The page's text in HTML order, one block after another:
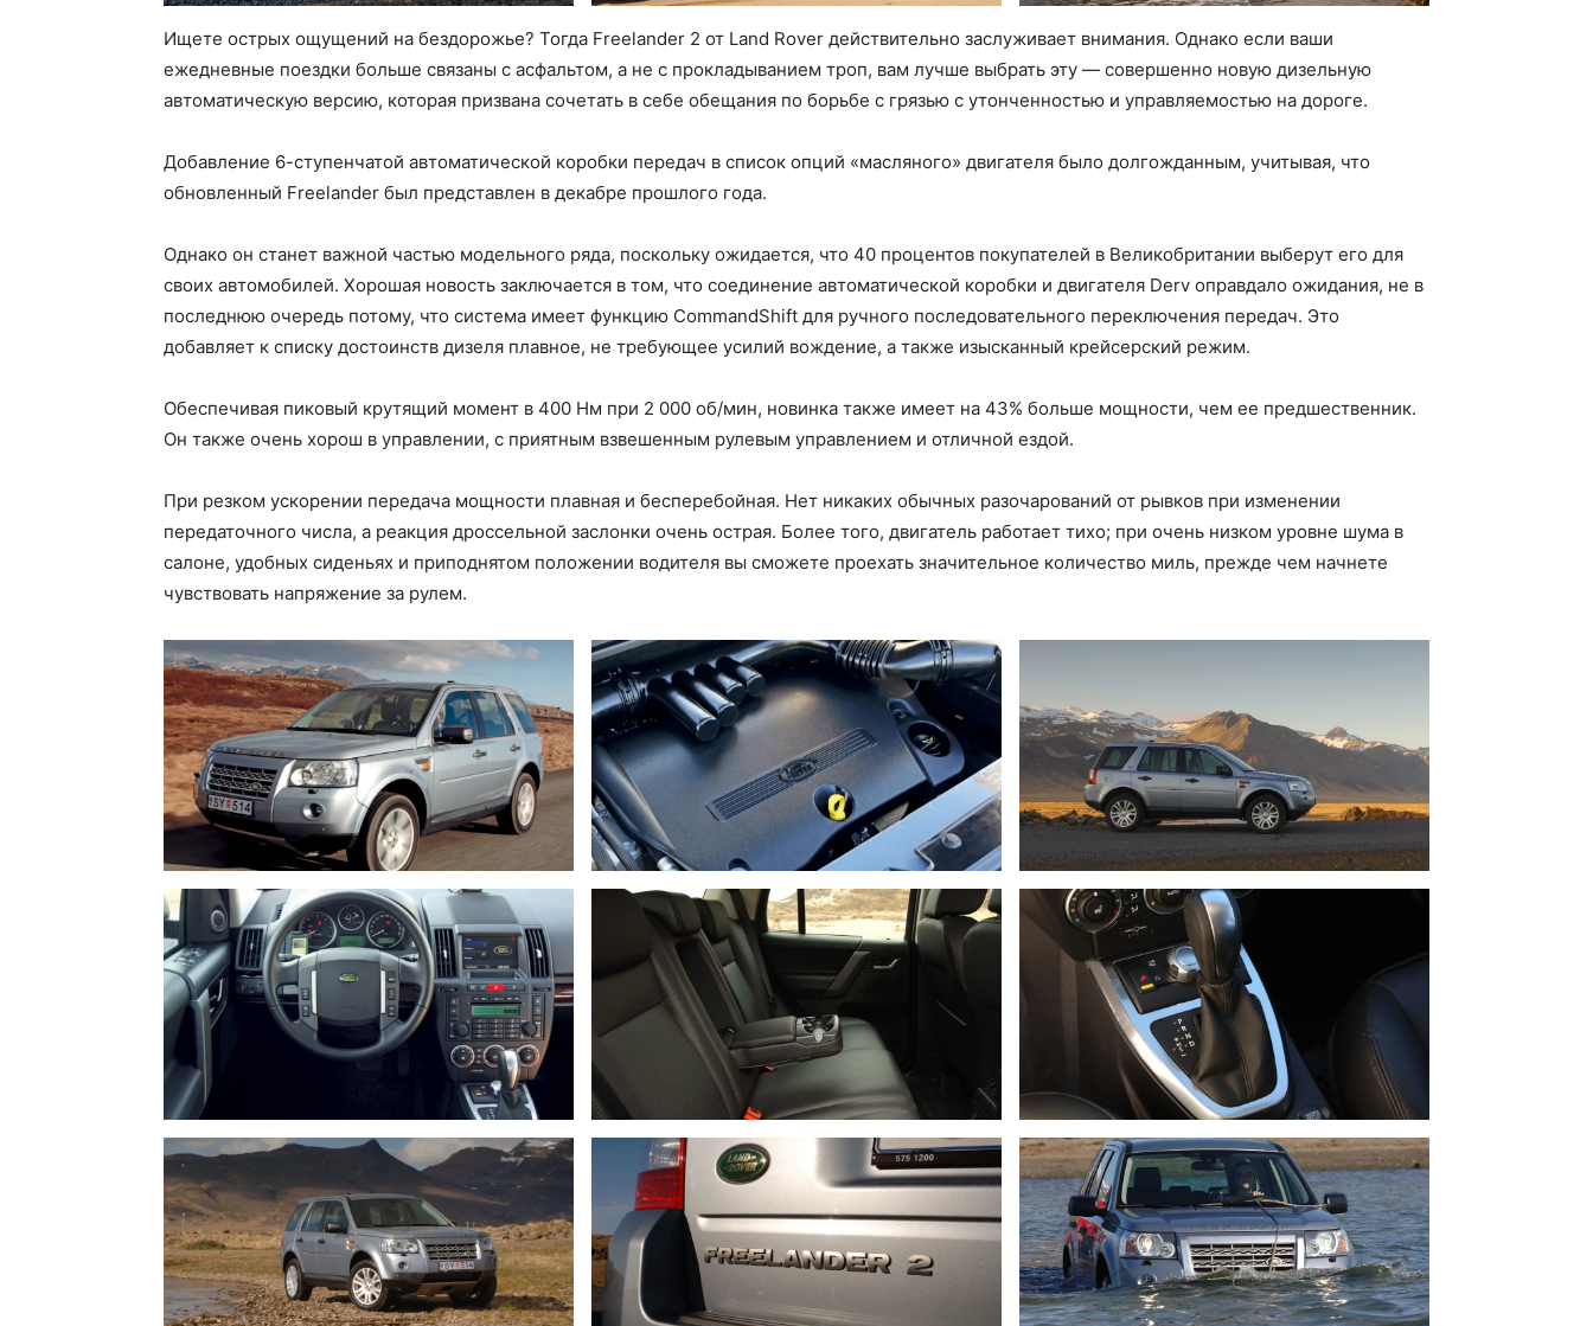
Ленд
Ищете острых ощущений на бездорожье? Тогда Freelander 2 от Land Rover действительно заслуживает внимания. Однако если ваши
ежедневные поездки больше связаны с асфальтом, а не с прокладыванием троп, вам лучше выбрать эту — совершенно новую дизельную
автоматическую версию, которая призвана сочетать в себе обещания по борьбе с грязью с утонченностью и управляемостью на дороге.
Добавление 6-ступенчатой автоматической коробки передач в список опций «масляного» двигателя было долгожданным, учитывая, что
обновленный Freelander был представлен в декабре прошлого года.
Однако он станет важной частью модельного ряда, поскольку ожидается, что 40 процентов покупателей в Великобритании выберут его для
своих автомобилей. Хорошая новость заключается в том, что соединение автоматической коробки и двигателя Derv оправдало ожидания, не в
последнюю очередь потому, что система имеет функцию CommandShift для ручного последовательного переключения передач. Это
добавляет к списку достоинств дизеля плавное, не требующее усилий вождение, а также изысканный крейсерский режим.
Обеспечивая пиковый крутящий момент в 400 Нм при 2 000 об/мин, новинка также имеет на 43% больше мощности, чем ее предшественник.
Он также очень хорош в управлении, с приятным взвешенным рулевым управлением и отличной ездой.
При резком ускорении передача мощности плавная и бесперебойная. Нет никаких обычных разочарований от рывков при изменении
передаточного числа, а реакция дроссельной заслонки очень острая. Более того, двигатель работает тихо; при очень низком уровне шума в
салоне, удобных сиденьях и приподнятом положении водителя вы сможете проехать значительное количество миль, прежде чем начнете
чувствовать напряжение за рулем.